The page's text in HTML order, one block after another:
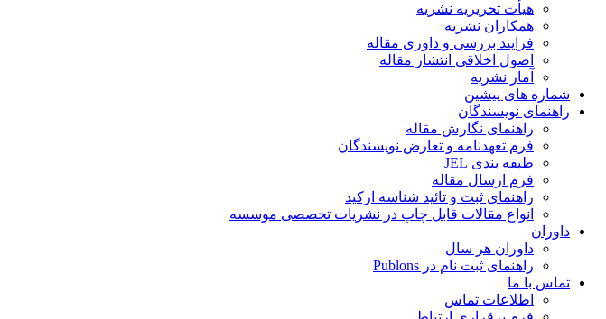
هیأت تحریریه نشریه
همکاران نشریه
فرایند بررسی و داوری مقاله
اصول اخلاقی انتشار مقاله
آمار نشریه
شماره های پیشین
راهنمای نویسندگان
راهنمای نگارش مقاله
فرم تعهدنامه و تعارض نویسندگان
طبقه بندی JEL
فرم ارسال مقاله
راهنمای ثبت و تائید شناسه ارکید
انواع مقالات قابل چاپ در نشریات تخصصی موسسه
داوران
داوران هر سال
راهنمای ثبت نام در Publons
تماس با ما
اطلاعات تماس